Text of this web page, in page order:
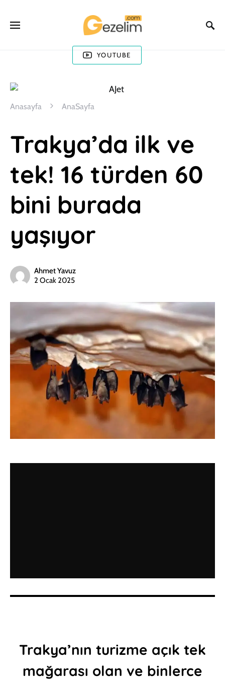
YOUTUBE
Anasayfa AnaSayfa
Trakya’da ilk ve
tek! 16 türden 60
bini burada
yaşıyor
Ahmet Yavuz
2 Ocak 2025
Trakya’nın turizme açık tek
mağarası olan ve binlerce